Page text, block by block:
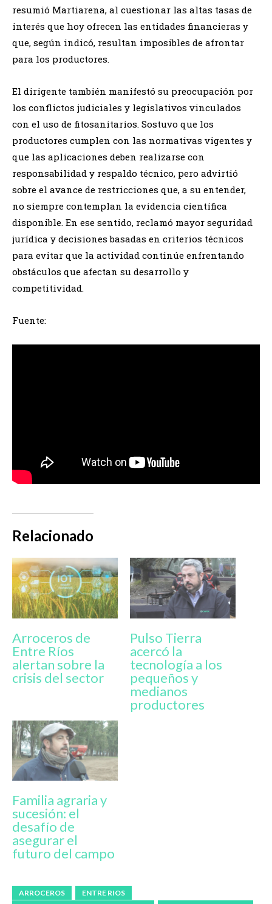
resumió Martiarena, al cuestionar las altas tasas de
interés que hoy ofrecen las entidades financieras y
que, según indicó, resultan imposibles de afrontar
para los productores.
El dirigente también manifestó su preocupación por
los conflictos judiciales y legislativos vinculados
con el uso de fitosanitarios. Sostuvo que los
productores cumplen con las normativas vigentes y
que las aplicaciones deben realizarse con
responsabilidad y respaldo técnico, pero advirtió
sobre el avance de restricciones que, a su entender,
no siempre contemplan la evidencia científica
disponible. En ese sentido, reclamó mayor seguridad
jurídica y decisiones basadas en criterios técnicos
para evitar que la actividad continúe enfrentando
obstáculos que afectan su desarrollo y
competitividad.
Fuente:
Relacionado
Arroceros de
Entre Ríos
alertan sobre la
crisis del sector
Pulso Tierra
acercó la
tecnología a los
pequeños y
medianos
productores
Familia agraria y
sucesión: el
desafío de
asegurar el
futuro del campo
ARROCEROS
ENTRE RIOS